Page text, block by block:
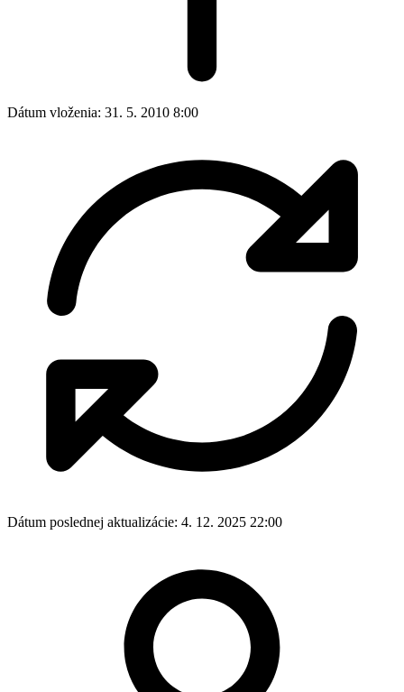
Dátum vloženia: 31. 5. 2010 8:00
Dátum poslednej aktualizácie: 4. 12. 2025 22:00